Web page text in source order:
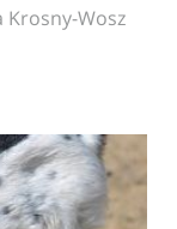
Krosny-Wosz